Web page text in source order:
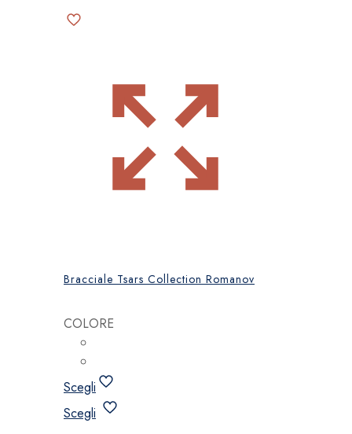
Bracciale Tsars Collection Romanov
COLORE
Scegli
Scegli Questo